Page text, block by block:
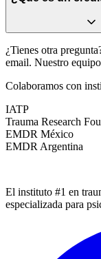
¿Tienes otra
email. Nuestro
Colaboramos con
IATP
Trauma Research
EMDR México
EMDR Argentina
El instituto #1 en
especializada para